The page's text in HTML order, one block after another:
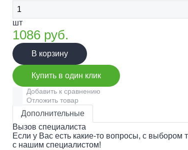
шт
1086 руб.
В корзину
Купить в один клик
Добавить к сравнению
Отложить товар
Дополнительные
Вызов специалиста
Если у Вас есть какие-то вопросы, с выбором
с нашим специалистом!